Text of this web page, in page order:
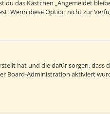
das Kästchen „Angemeldet
Wenn diese Option nicht zur
hat und die dafür sorgen,
Board-Administration aktiviert